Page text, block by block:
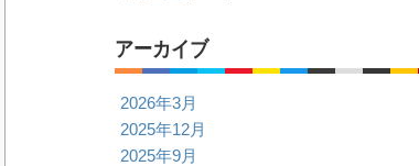
アーカイブ
2026年3月
2025年12月
2025年9月